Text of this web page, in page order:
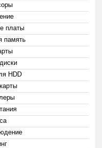
платы
память
HDD